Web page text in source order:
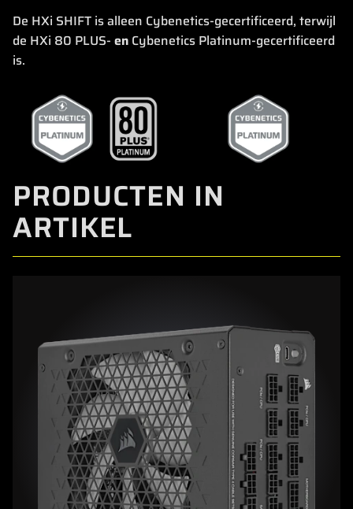
De HXi SHIFT is alleen Cybenetics-gecertificeerd, terwijl
de HXi 80 PLUS- en Cybenetics Platinum-gecertificeerd
is.
PRODUCTEN IN
ARTIKEL